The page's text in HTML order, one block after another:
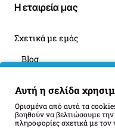
Η εταιρεία μας
Σχετικά με εμάς
Blog
Όροι Επιστροφής
Αυτή η σελίδα
Ορισμένα από αυτά τα
βοηθούν να βελτιώσουμε
πληροφορίες σχετικά με